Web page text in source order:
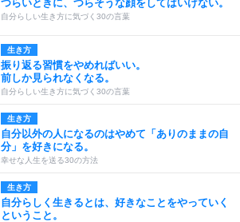
つらいときに、つらそうな顔をしてはいけない。
自分らしい生き方に気づく30の言葉
生き方
振り返る習慣をやめればいい。
前しか見られなくなる。
自分らしい生き方に気づく30の言葉
生き方
自分以外の人になるのはやめて「ありのままの自
分」を好きになる。
幸せな人生を送る30の方法
生き方
自分らしく生きるとは、好きなことをやっていく
ということ。